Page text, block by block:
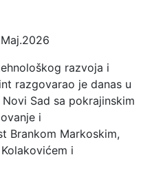
razvoja i
razgovarao je danas u
Sad sa pokrajinskim
i
Brankom Markoskim,
i